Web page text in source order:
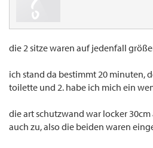
die 2 sitze waren auf jedenfall
ich stand da bestimmt 20 minuten,
toilette und 2. habe ich mich ein
die art schutzwand war locker
auch zu, also die beiden waren